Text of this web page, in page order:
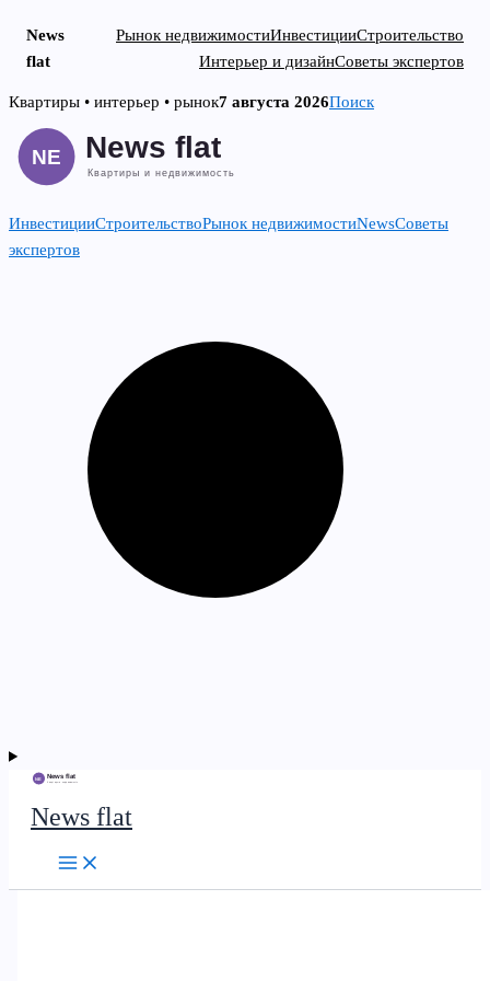
News
flat
Рынок недвижимостиИнвестицииСтроительство
Интерьер и дизайнСоветы экспертов
Skip
content
Квартиры • интерьер • рынок7 августа 2026Поиск
ИнвестицииСтроительствоРынок недвижимостиNewsСоветы
экспертов
News flat